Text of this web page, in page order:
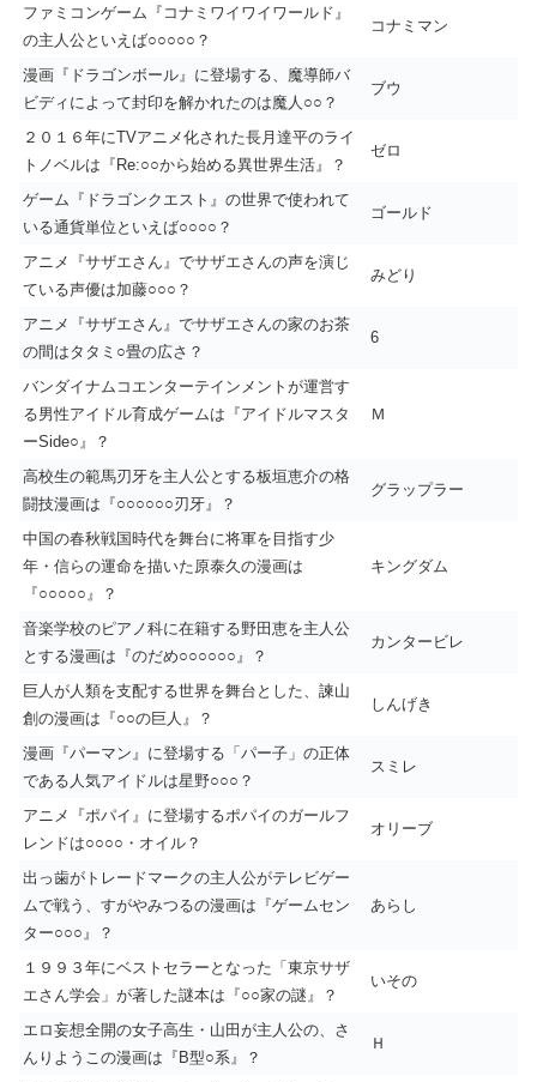
ファミコンゲーム『コナミワイワイワールド』
の主人公といえば○○○○○？
コナミマン
漫画『ドラゴンボール』に登場する、魔導師バ
ビディによって封印を解かれたのは魔人○○？
ブウ
２０１６年にTVアニメ化された長月達平のライ
トノベルは『Re:○○から始める異世界生活』？
ゼロ
ゲーム『ドラゴンクエスト』の世界で使われて
いる通貨単位といえば○○○○？
ゴールド
アニメ『サザエさん』でサザエさんの声を演じ
ている声優は加藤○○○？
みどり
アニメ『サザエさん』でサザエさんの家のお茶
の間はタタミ○畳の広さ？
6
バンダイナムコエンターテインメントが運営す
る男性アイドル育成ゲームは『アイドルマスタ
ーSide○』？
Ｍ
高校生の範馬刃牙を主人公とする板垣恵介の格
闘技漫画は『○○○○○○刃牙』？
グラップラー
中国の春秋戦国時代を舞台に将軍を目指す少
年・信らの運命を描いた原泰久の漫画は
『○○○○○』？
キングダム
音楽学校のピアノ科に在籍する野田恵を主人公
とする漫画は『のだめ○○○○○○』？
カンタービレ
巨人が人類を支配する世界を舞台とした、諫山
創の漫画は『○○の巨人』？
しんげき
漫画『パーマン』に登場する「パー子」の正体
である人気アイドルは星野○○○？
スミレ
アニメ『ポパイ』に登場するポパイのガールフ
レンドは○○○○・オイル？
オリーブ
出っ歯がトレードマークの主人公がテレビゲー
ムで戦う、すがやみつるの漫画は『ゲームセン
ター○○○』？
あらし
１９９３年にベストセラーとなった「東京サザ
エさん学会」が著した謎本は『○○家の謎』？
いその
エロ妄想全開の女子高生・山田が主人公の、さ
んりようこの漫画は『B型○系』？
Ｈ